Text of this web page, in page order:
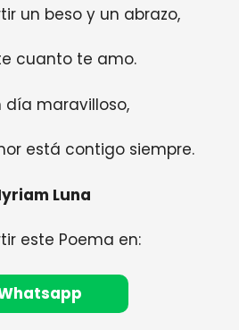
un beso y un abrazo,
cuanto te amo.
día maravilloso,
está contigo siempre.
Luna
este Poema en: